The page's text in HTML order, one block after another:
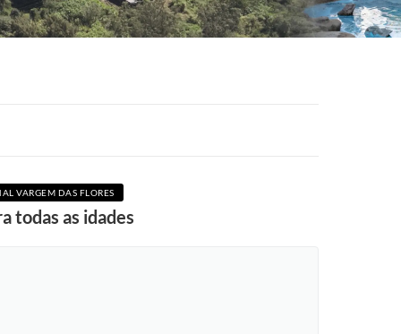
VARGEM DAS FLORES
todas as idades